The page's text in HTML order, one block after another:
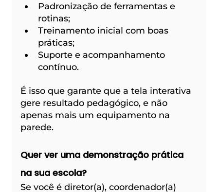
Padronização de ferramentas e
rotinas;
Treinamento inicial com boas
práticas;
Suporte e acompanhamento
contínuo.
É isso que garante que a tela interativa
gere resultado pedagógico, e não
apenas mais um equipamento na
parede.
Quer ver uma demonstração prática
na sua escola?
Se você é diretor(a), coordenador(a)